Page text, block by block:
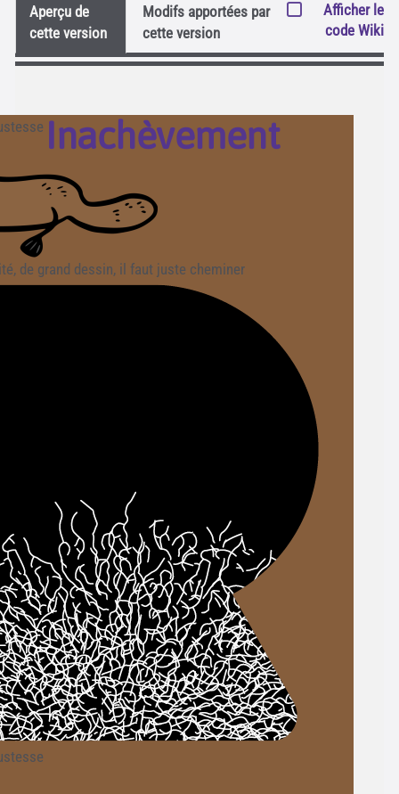
Aperçu de
cette version
Modifs apportées par
cette version
Afficher le
code Wiki
de grand dessin, il faut juste cheminer
Inachèvement